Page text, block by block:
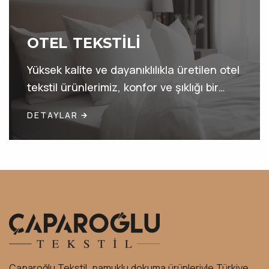
OTEL TEKSTILI
Yüksek kalite ve dayanıklılıkla üretilen otel
tekstil ürünlerimiz, konfor ve şıklığı bir
arada sunarak misafirlerinize mükemmel
bir deneyim yaşatır.
DETAYLAR